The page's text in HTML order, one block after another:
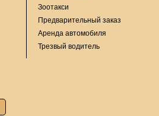
Зоотакси
Предварительный заказ
Аренда автомобиля
Трезвый водитель